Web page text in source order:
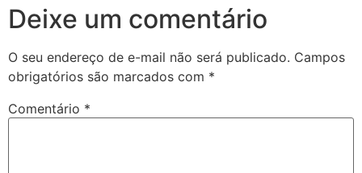
Deixe um comentário
O seu endereço de e-mail não será publicado. Campos
obrigatórios são marcados com *
Comentário *